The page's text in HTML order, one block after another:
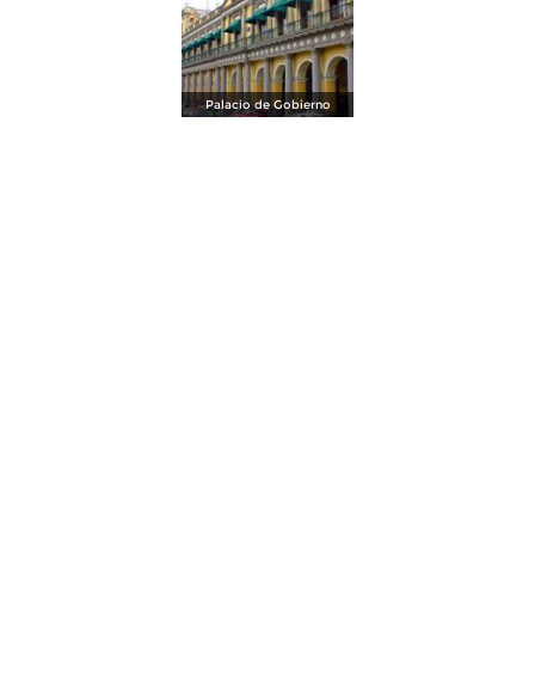
Palacio de Gobierno